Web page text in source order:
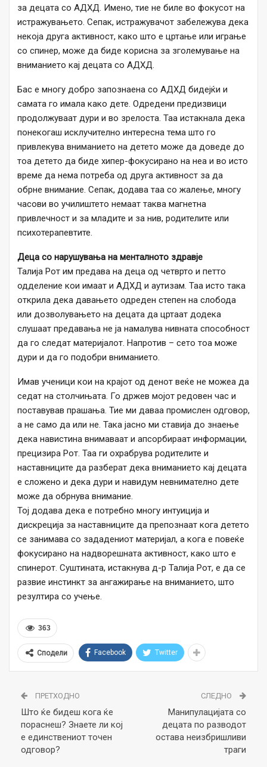
за децата со АДХД. Имено, тие не биле во фокусот на
истражувањето. Сепак, истражувачот забележува дека
некоја друга активност, како што е цртање или играње
со спинер, може да биде корисна за зголемување на
вниманието кај децата со АДХД.
Бас е многу добро запознаена со АДХД бидејќи и
самата го имала како дете. Одредени предизвици
продолжуваат дури и во зрелоста. Таа истакнала дека
понекогаш исклучително интересна тема што го
привлекува вниманието на детето може да доведе до
тоа детето да биде хипер-фокусирано на неа и во исто
време да нема потреба од друга активност за да
обрне внимание. Сепак, додава таа со жалење, многу
часови во училиштето немаат таква магнетна
привлечност и за младите и за нив, родителите или
психотерапевтите.
Деца со нарушувања на менталното здравје
Талија Рот им предава на деца од четврто и петто
одделение кои имаат и АДХД и аутизам. Таа исто така
открила дека давањето одреден степен на слобода
или дозволувањето на децата да цртаат додека
слушаат предавања не ја намалува нивната способност
да го следат материјалот. Напротив – сето тоа може
дури и да го подобри вниманието.
Имав ученици кои на крајот од денот веќе не можеа да
седат на столчињата. Го држев мојот редовен час и
поставував прашања. Тие ми даваа промислен одговор,
а не само да или не. Така јасно ми ставија до знаење
дека навистина внимаваат и апсорбираат информации,
прецизира Рот. Таа ги охрабрува родителите и
наставниците да разберат дека вниманието кај децата
е сложено и дека дури и навидум невнимателно дете
може да обрнува внимание.
Тој додава дека е потребно многу интуиција и
дискреција за наставниците да препознаат кога детето
се занимава со зададениот материјал, а кога е повеќе
фокусирано на надворешната активност, како што е
спинерот. Суштината, истакнува д-р Талија Рот, е да се
развие инстинкт за ангажирање на вниманието, што
резултира со учење.
363
Сподели Facebook Twitter
ПРЕТХОДНО
Што ќе бидеш кога ќе
пораснеш? Знаете ли кој
е единствениот точен
одговор?
СЛЕДНО
Манипулацијата со
децата по разводот
остава неизбришливи
траги